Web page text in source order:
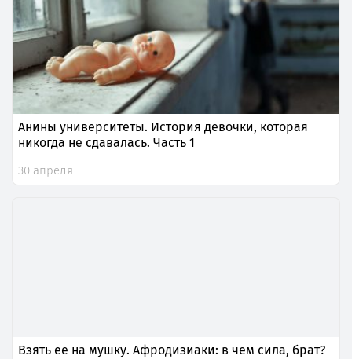
Анины университеты. История девочки, которая
никогда не сдавалась. Часть 1
30 апреля
Взять ее на мушку. Афродизиаки: в чем сила, брат?